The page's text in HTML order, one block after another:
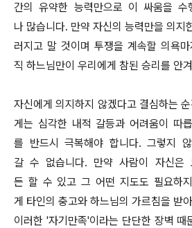
간의 유약한 능력만으로 이 싸움을 수
나 많습니다. 만약 자신의 능력만을 의지
러지고 말 것이며 투쟁을 계속할 의욕
직 하느님만이 우리에게 참된 승리를 안
자신에게 의지하지 않겠다고 결심하는
게는 심각한 내적 갈등과 어려움이 따
를 반드시 극복해야 합니다. 그렇지
갈 수 없습니다. 만약 사람이 자신은
든 할 수 있고 그 어떤 지도도 필요하
게 타인의 충고와 하느님의 가르침을 받
이러한 '자기만족'이라는 단단한 장벽 때